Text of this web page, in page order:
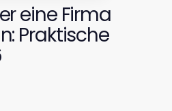
eine Firma
Praktische